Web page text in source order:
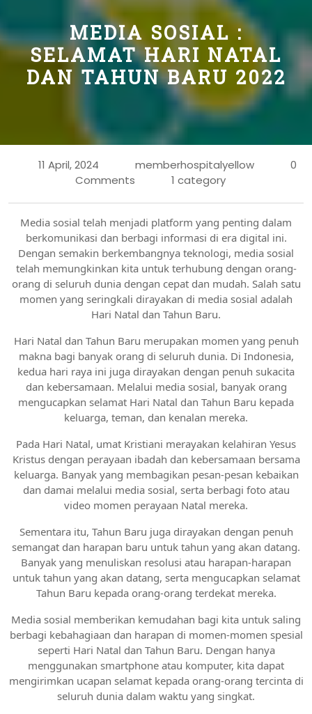
MEDIA SOSIAL :
SELAMAT HARI NATAL
DAN TAHUN BARU 2022
11 April, 2024 memberhospitalyellow
0
Comments
1 category
Media sosial telah menjadi platform yang penting dalam
berkomunikasi dan berbagi informasi di era digital ini.
Dengan semakin berkembangnya teknologi, media sosial
telah memungkinkan kita untuk terhubung dengan orang-
orang di seluruh dunia dengan cepat dan mudah. Salah satu
momen yang seringkali dirayakan di media sosial adalah
Hari Natal dan Tahun Baru.
Hari Natal dan Tahun Baru merupakan momen yang penuh
makna bagi banyak orang di seluruh dunia. Di Indonesia,
kedua hari raya ini juga dirayakan dengan penuh sukacita
dan kebersamaan. Melalui media sosial, banyak orang
mengucapkan selamat Hari Natal dan Tahun Baru kepada
keluarga, teman, dan kenalan mereka.
Pada Hari Natal, umat Kristiani merayakan kelahiran Yesus
Kristus dengan perayaan ibadah dan kebersamaan bersama
keluarga. Banyak yang membagikan pesan-pesan kebaikan
dan damai melalui media sosial, serta berbagi foto atau
video momen perayaan Natal mereka.
Sementara itu, Tahun Baru juga dirayakan dengan penuh
semangat dan harapan baru untuk tahun yang akan datang.
Banyak yang menuliskan resolusi atau harapan-harapan
untuk tahun yang akan datang, serta mengucapkan selamat
Tahun Baru kepada orang-orang terdekat mereka.
Media sosial memberikan kemudahan bagi kita untuk saling
berbagi kebahagiaan dan harapan di momen-momen spesial
seperti Hari Natal dan Tahun Baru. Dengan hanya
menggunakan smartphone atau komputer, kita dapat
mengirimkan ucapan selamat kepada orang-orang tercinta di
seluruh dunia dalam waktu yang singkat.